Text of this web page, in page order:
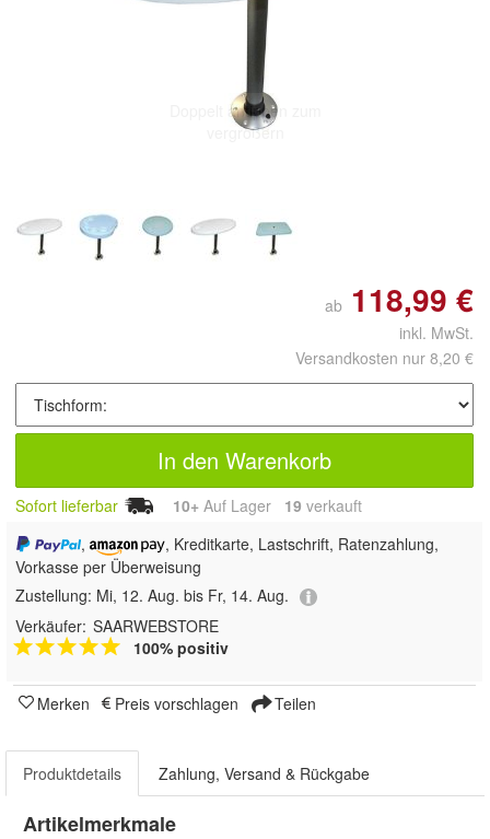
Doppelt antippen zum
vergrößern
ab 118,99 €
inkl. MwSt.
Versandkosten nur 8,20 €
In den Warenkorb
Sofort lieferbar 10+ Auf Lager 19 verkauft
,
, Kreditkarte, Lastschrift, Ratenzahlung,
Vorkasse per Überweisung
Zustellung: Mi, 12. Aug. bis Fr, 14. Aug.
Verkäufer: SAARWEBSTORE
100% positiv
Merken Preis vorschlagen Teilen
Produktdetails Zahlung, Versand & Rückgabe
Artikelmerkmale